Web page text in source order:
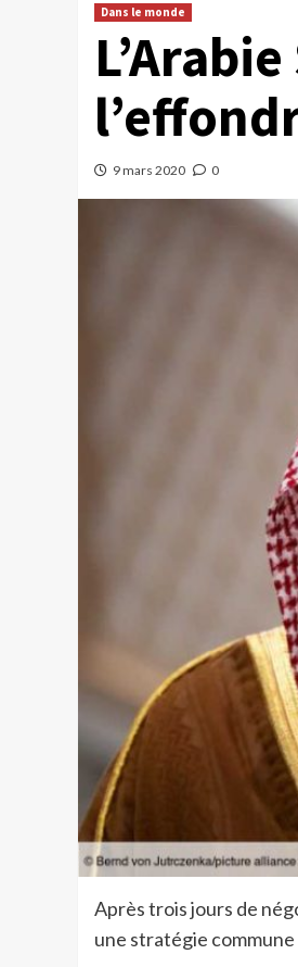
Dans le monde
9 mars 2020 0
Après trois jours de
une stratégie